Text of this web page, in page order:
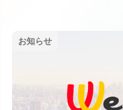
お知らせ